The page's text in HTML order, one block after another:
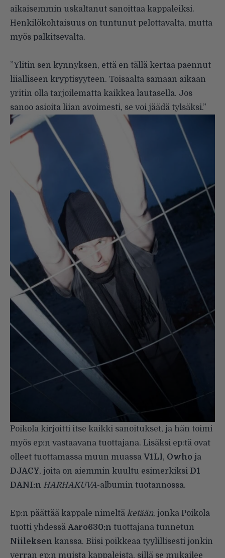
aikaisemmin uskaltanut sanoittaa kappaleiksi.
Henkilökohtaisuus on tuntunut pelottavalta, mutta
myös palkitsevalta.
”Ylitin sen kynnyksen, että en tällä kertaa paennut
liialliseen kryptisyyteen. Toisaalta samaan aikaan
yritin olla tarjoilematta kaikkea lautasella. Jos
sanoo asioita liian avoimesti, se voi jäädä tylsäksi.”
Poikola kirjoitti itse kaikki sanoitukset, ja hän toimi
myös ep:n vastaavana tuottajana. Lisäksi ep:tä ovat
olleet tuottamassa muun muassa V1LI, Owho ja
DJACY, joita on aiemmin kuultu esimerkiksi D1
DANI:n HARHAKUVA-albumin tuotannossa.
Ep:n päättää kappale nimeltä ketään, jonka Poikola
tuotti yhdessä Aaro630:n tuottajana tunnetun
Niileksen kanssa. Biisi poikkeaa tyylillisesti jonkin
verran ep:n muista kappaleista, sillä se mukailee